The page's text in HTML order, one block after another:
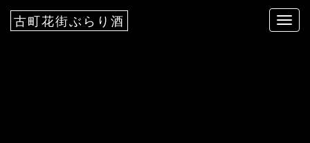
T
古町花街ぶらり酒